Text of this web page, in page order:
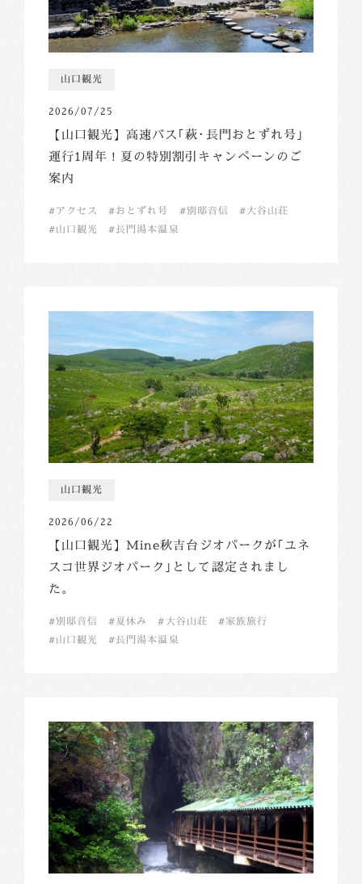
山口観光
2026/07/25
【山口観光】高速バス｢萩･長門おとずれ号｣
運行1周年！夏の特別割引キャンペーンのご
案内
アクセス おとずれ号 別邸音信
大谷山荘
山口観光
長門湯本温泉
山口観光
2026/06/22
【山口観光】Mine秋吉台ジオパークが｢ユネ
スコ世界ジオパーク｣として認定されまし
た。
別邸音信 夏休み 大谷山荘
家族旅行
山口観光
長門湯本温泉